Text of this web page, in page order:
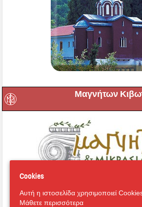
Μαγνήτων
Cookies
Αυτή η ιστοσελίδα χρησιμοποιεί
Μάθετε περισσότερα